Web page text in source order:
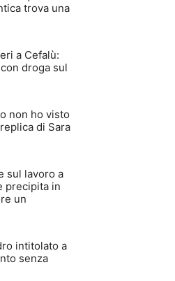
trova una
a Cefalù:
droga sul
non ho visto
di Sara
sul lavoro a
precipita in
un
intitolato a
senza